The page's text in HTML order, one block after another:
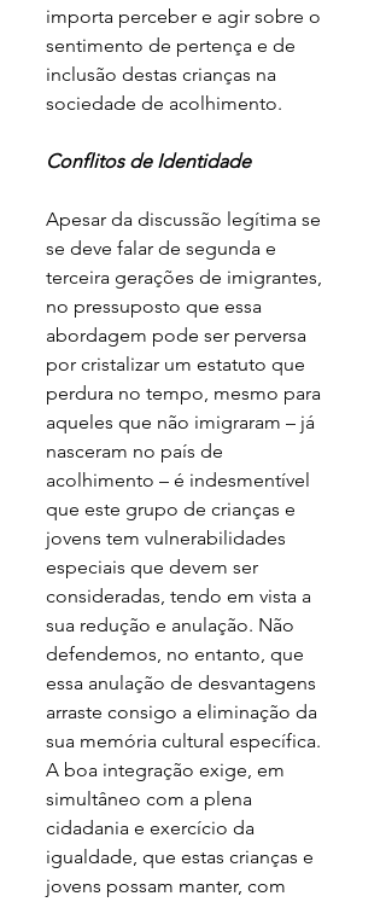
importa perceber e agir sobre o
sentimento de pertença e de
inclusão destas crianças na
sociedade de acolhimento.
Conflitos de Identidade
Apesar da discussão legítima se
se deve falar de segunda e
terceira gerações de imigrantes,
no pressuposto que essa
abordagem pode ser perversa
por cristalizar um estatuto que
perdura no tempo, mesmo para
aqueles que não imigraram – já
nasceram no país de
acolhimento – é indesmentível
que este grupo de crianças e
jovens tem vulnerabilidades
especiais que devem ser
consideradas, tendo em vista a
sua redução e anulação. Não
defendemos, no entanto, que
essa anulação de desvantagens
arraste consigo a eliminação da
sua memória cultural específica.
A boa integração exige, em
simultâneo com a plena
cidadania e exercício da
igualdade, que estas crianças e
jovens possam manter, com